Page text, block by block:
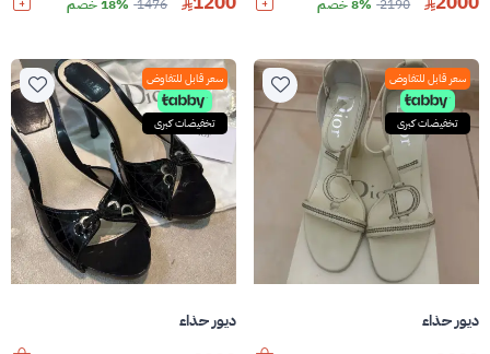
2190 8% خصم 1476 18% خصم
سعر قابل للتفاوض
تخفيضات كبرى
ديور حذاء
سعر قابل للتفاوض
تخفيضات كبرى
ديور حذاء